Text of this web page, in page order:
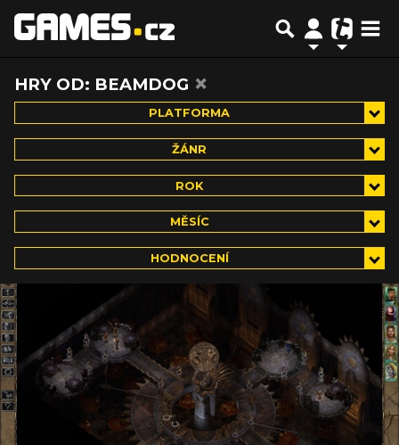
HRY OD: BEAMDOG ×
PLATFORMA
ŽÁNR
ROK
MĚSÍC
HODNOCENÍ